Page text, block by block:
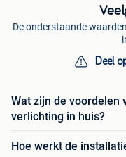
De onderstaande
Deel
Wat zijn de voordelen
verlichting in huis?
Hoe werkt de